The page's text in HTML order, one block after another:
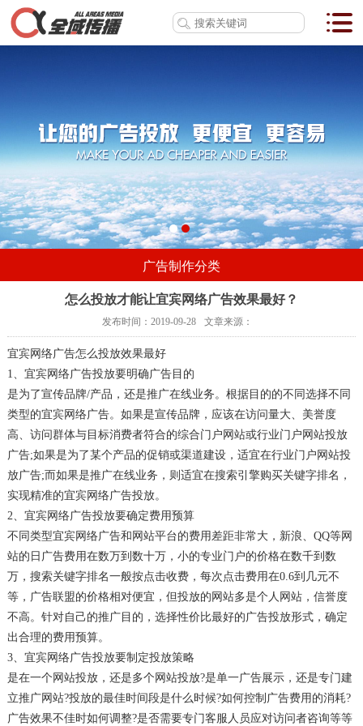
广告制作分类
怎么投放才能让宜宾网络广告效果最好？
发布时间： 2019-09-28 文章来源：
宜宾网络广告怎么投放效果最好
1、宜宾网络广告投放要明确广告目的
是为了宣传品牌/产品，还是推广在线业务。根据目的的不同选择不同
类型的宜宾网络广告。如果是宣传品牌，应该在访问量大、美誉度
高、访问群体与目标消费者符合的综合门户网站或行业门户网站投放
广告;如果是为了某个产品的促销或渠道建设，适宜在行业门户网站投
放广告;而如果是推广在线业务，则适宜在搜索引擎购买关键字排名，
实现精准的宜宾网络广告投放。
2、宜宾网络广告投放要确定费用预算
不同类型宜宾网络广告和网站平台的费用差距非常大，新浪、QQ等网
站的日广告费用在数万到数十万，小的专业门户的价格在数千到数
万，搜索关键字排名一般按点击收费，每次点击费用在0.6到几元不
等，广告联盟的价格相对便宜，但投放的网站多是个人网站，信誉度
不高。针对自己的推广目的，选择性价比最好的广告投放形式，确定
出合理的费用预算。
3、宜宾网络广告投放要制定投放策略
是在一个网站投放，还是多个网站投放?是单一广告展示，还是专门建
立推广网站?投放的最佳时间段是什么时候?如何控制广告费用的消耗?
广告效果不佳时如何调整?是否需要专门客服人员应对访问者咨询等等